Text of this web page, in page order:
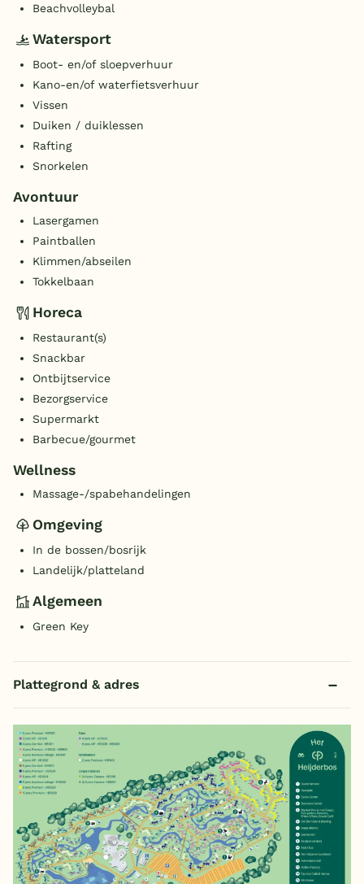
Beachvolleybal
Watersport
Boot- en/of sloepverhuur
Kano-en/of waterfietsverhuur
Vissen
Duiken / duiklessen
Rafting
Snorkelen
Avontuur
Lasergamen
Paintballen
Klimmen/abseilen
Tokkelbaan
Horeca
Restaurant(s)
Snackbar
Ontbijtservice
Bezorgservice
Supermarkt
Barbecue/gourmet
Wellness
Massage-/spabehandelingen
Omgeving
In de bossen/bosrijk
Landelijk/platteland
Algemeen
Green Key
Plattegrond & adres